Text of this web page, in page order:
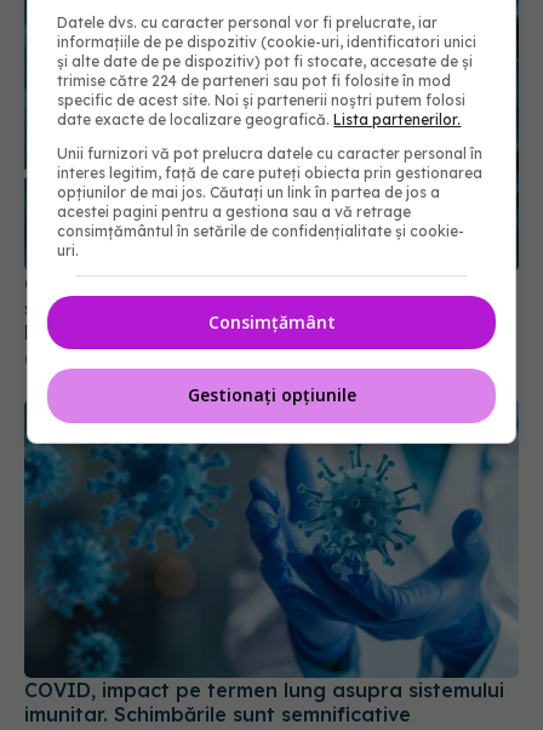
COVID, efecte devastatoare. Leziuni severe,
silențioase cu efecte îngrijorătoare pe termen
lung
01 feb 2024, 16:46
COVID, impact pe termen lung asupra sistemului
imunitar. Schimbările sunt semnificative
Datele dvs. cu caracter personal vor fi prelucrate, iar
informațiile de pe dispozitiv (cookie-uri, identificatori unici
și alte date de pe dispozitiv) pot fi stocate, accesate de și
trimise către 224 de parteneri sau pot fi folosite în mod
specific de acest site. Noi și partenerii noștri putem folosi
date exacte de localizare geografică.Lista partenerilor.
Unii furnizori vă pot prelucra datele cu caracter personal în
interes legitim, față de care puteți obiecta prin gestionarea
opțiunilor de mai jos. Căutați un link în partea de jos a
acestei pagini pentru a gestiona sau a vă retrage
consimțământul în setările de confidențialitate și cookie-
uri.
Consimțământ
Gestionați opțiunile